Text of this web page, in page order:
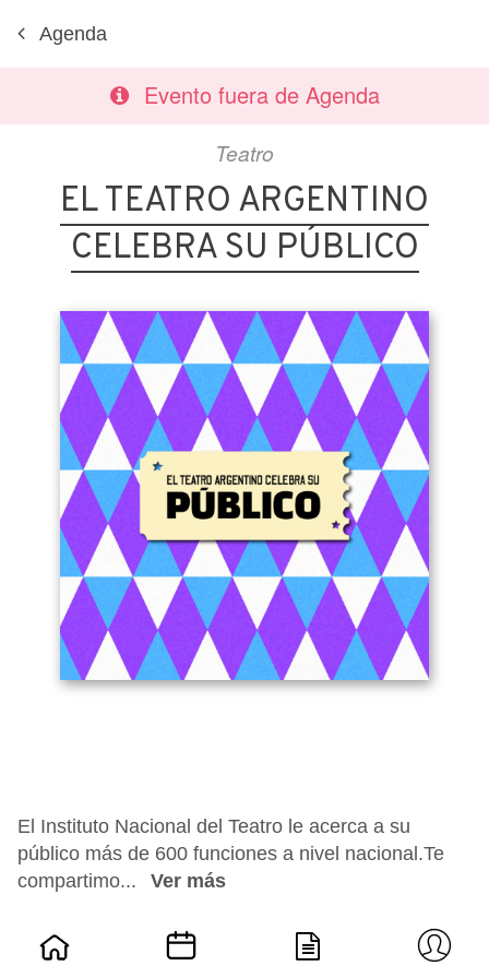
Agenda
Evento fuera de Agenda
Teatro
EL TEATRO ARGENTINO
CELEBRA SU PÚBLICO
El Instituto Nacional del Teatro le acerca a su
público más de 600 funciones a nivel nacional.Te
compartimo...
Ver más